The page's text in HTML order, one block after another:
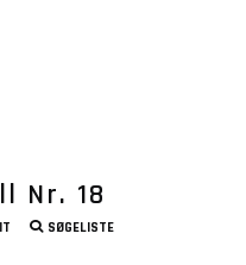
Nr. 18
SØGELISTE